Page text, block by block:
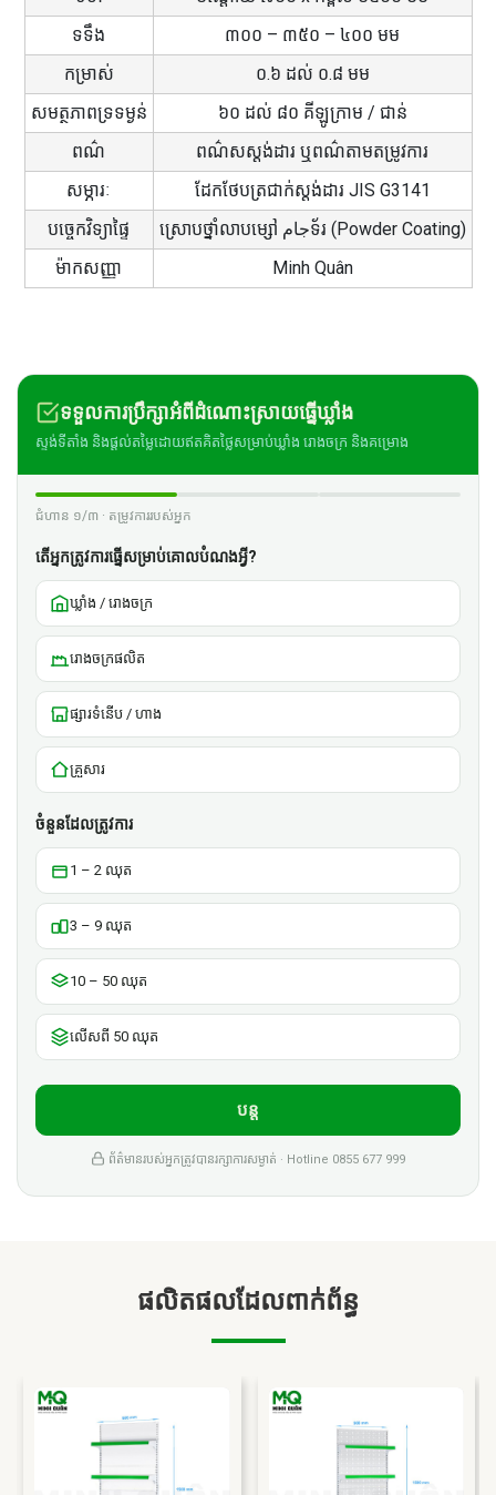
ទទឹង
៣០០ – ៣៥០ – ៤០០ មម
កម្រាស់
០.៦ ដល់ ០.៨ មម
សមត្ថភាពទ្រទម្ងន់
៦០ ដល់ ៨០ គីឡូក្រាម / ជាន់
ពណ៌
ពណ៌សស្តង់ដារ ឬពណ៌តាមតម្រូវការ
សម្ភារៈ
ដែកថែបត្រជាក់ស្តង់ដារ JIS G3141
បច្ចេកវិទ្យាផ្ទៃ
ស្រោបថ្នាំលាបម្សៅ جامទ័រ (Powder Coating)
ម៉ាកសញ្ញា
Minh Quân
ទទួលការប្រឹក្សាអំពីដំណោះស្រាយធ្នើឃ្លាំង
ស្ទង់ទីតាំង និងផ្តល់តម្លៃដោយឥតគិតថ្លៃសម្រាប់ឃ្លាំង រោងចក្រ និងគម្រោង
ជំហាន ១/៣ · តម្រូវការរបស់អ្នក
តើអ្នកត្រូវការធ្នើសម្រាប់គោលបំណងអ្វី?
ឃ្លាំង / រោងចក្រ
រោងចក្រផលិត
ផ្សារទំនើប / ហាង
គ្រួសារ
ចំនួនដែលត្រូវការ
1 – 2 ឈុត
3 – 9 ឈុត
10 – 50 ឈុត
លើសពី 50 ឈុត
បន្ត
ព័ត៌មានរបស់អ្នកត្រូវបានរក្សាការសម្ងាត់ · Hotline 0855 677 999
ផលិតផលដែលពាក់ព័ន្ធ